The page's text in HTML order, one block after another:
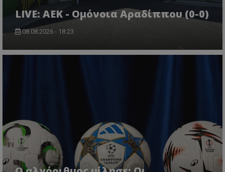
LIVE: ΑΕΚ - Ομόνοια Αραδίππου (0-0)
08.08.2026 - 18:23